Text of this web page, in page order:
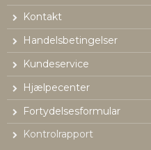
Kontakt
Handelsbetingelser
Kundeservice
Hjælpecenter
Fortydelsesformular
Kontrolrapport